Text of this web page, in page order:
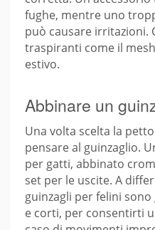
fughe, mentre uno
può causare irritazioni.
traspiranti come il
estivo.
Abbinare un
Una volta scelta la
pensare al guinzaglio.
per gatti, abbinato
set per le uscite. A
guinzagli per felini
e corti, per consentirti